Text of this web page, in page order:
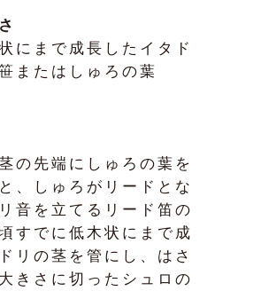
にまで成長したイタド
またはしゅろの葉
の先端にしゅろの葉を
、しゅろがリードとな
音を立てるリード笛の
すでに低木状にまで成
リの茎を管にし、はさ
きさに切ったシュロの